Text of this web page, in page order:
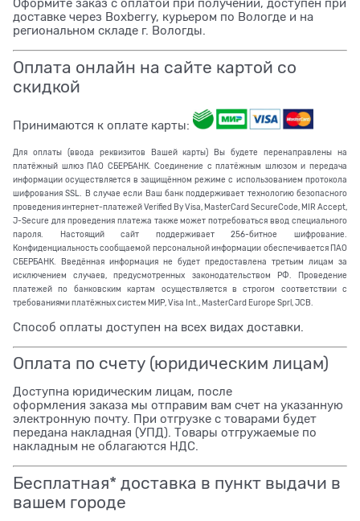
Оформите заказ с оплатой при получении, доступен при
доставке через Boxberry, курьером по Вологде и на
региональном складе г. Вологды.
Оплата онлайн на сайте картой со
скидкой
Принимаются к оплате карты:
Для оплаты (ввода реквизитов Вашей карты) Вы будете перенаправлены на
платёжный шлюз ПАО СБЕРБАНК. Соединение с платёжным шлюзом и передача
информации осуществляется в защищённом режиме с использованием протокола
шифрования SSL. В случае если Ваш банк поддерживает технологию безопасного
проведения интернет-платежей Verified By Visa, MasterCard SecureCode, MIR Accept,
J-Secure для проведения платежа также может потребоваться ввод специального
пароля. Настоящий сайт поддерживает 256-битное шифрование.
Конфиденциальность сообщаемой персональной информации обеспечивается ПАО
СБЕРБАНК. Введённая информация не будет предоставлена третьим лицам за
исключением случаев, предусмотренных законодательством РФ. Проведение
платежей по банковским картам осуществляется в строгом соответствии с
требованиями платёжных систем МИР, Visa Int., MasterCard Europe Sprl, JCB.
Способ оплаты доступен на всех видах доставки.
Оплата по счету (юридическим лицам)
Доступна юридическим лицам, после
оформления заказа мы отправим вам счет на указанную
электронную почту. При отгрузке с товарами будет
передана накладная (УПД). Товары отгружаемые по
накладным не облагаются НДС.
Бесплатная* доставка в пункт выдачи в
вашем городе